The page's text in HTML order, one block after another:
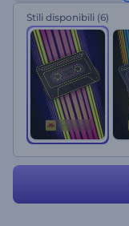
per promozioni
canali musicali old-
esperienza musicale
Stili disponibili (6)